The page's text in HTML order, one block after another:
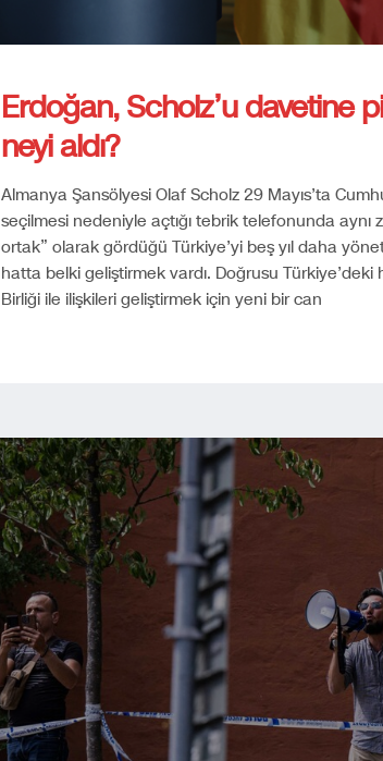
Erdoğan, Scholz’u davetine
neyi aldı?
Almanya Şansölyesi Olaf Scholz 29 Mayıs’ta
seçilmesi nedeniyle açtığı tebrik telefonunda
ortak” olarak gördüğü Türkiye’yi beş yıl daha
hatta belki geliştirmek vardı. Doğrusu
Birliği ile ilişkileri geliştirmek için yeni bir can